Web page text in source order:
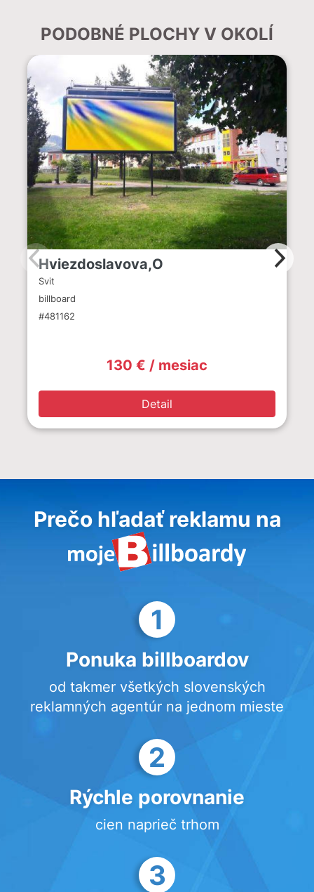
PODOBNÉ PLOCHY V OKOLÍ
Hviezdoslavova,O
Svit
billboard
#481162
130 € / mesiac
Detail
Prečo hľadať reklamu na
1
Ponuka billboardov
od takmer všetkých slovenských
reklamných agentúr na jednom mieste
2
Rýchle porovnanie
cien naprieč trhom
3